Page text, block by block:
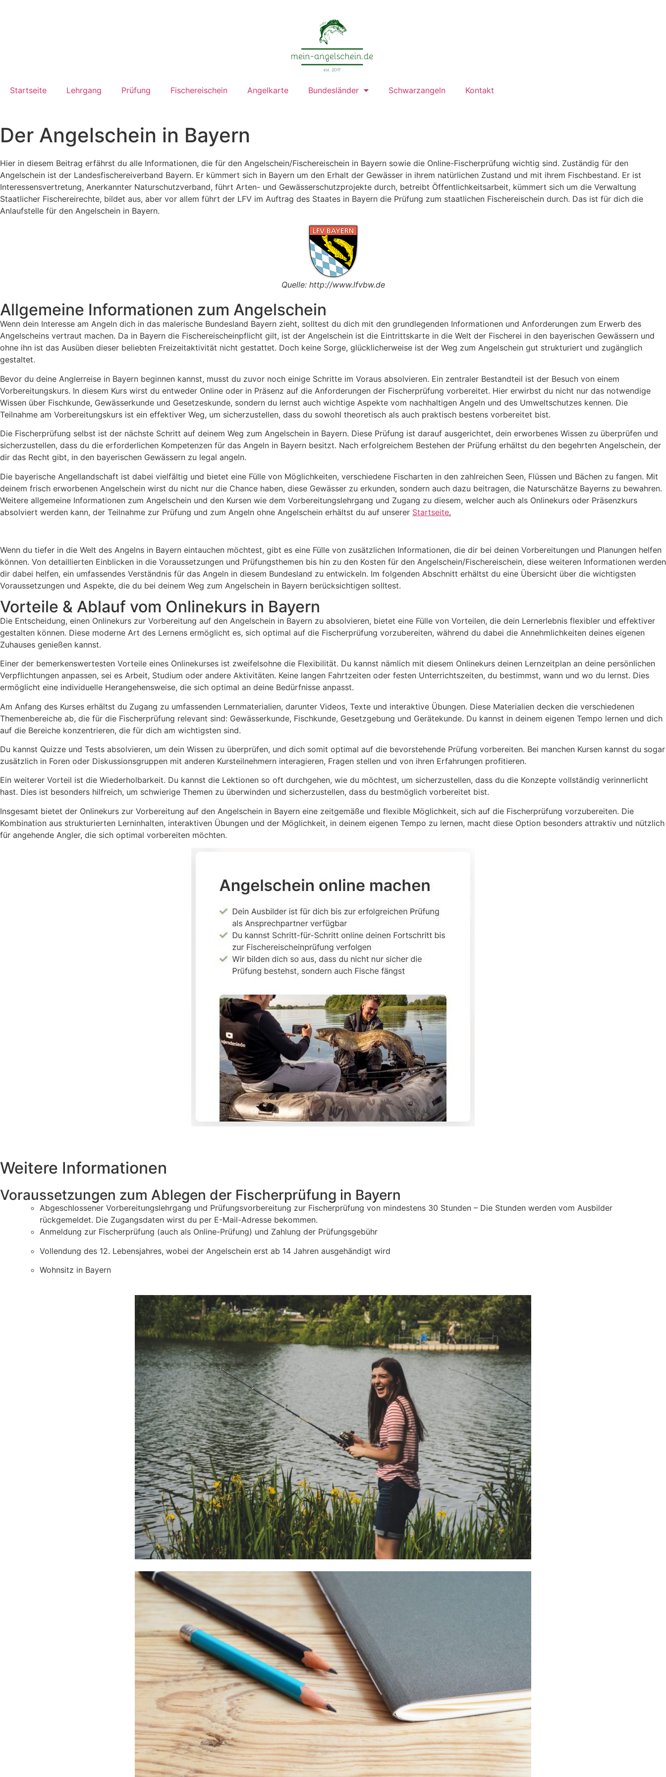
Startseite Lehrgang Prüfung Fischereischein Angelkarte Bundesländer Schwarzangeln Kontakt
Der Angelschein in Bayern
Hier in diesem Beitrag erfährst du alle Informationen, die für den Angelschein/Fischereischein in Bayern sowie die Online-Fischerprüfung wichtig sind. Zuständig für den
Angelschein ist der Landesfischereiverband Bayern. Er kümmert sich in Bayern um den Erhalt der Gewässer in ihrem natürlichen Zustand und mit ihrem Fischbestand. Er ist
Interessensvertretung, Anerkannter Naturschutzverband, führt Arten- und Gewässerschutzprojekte durch, betreibt Öffentlichkeitsarbeit, kümmert sich um die Verwaltung
Staatlicher Fischereirechte, bildet aus, aber vor allem führt der LFV im Auftrag des Staates in Bayern die Prüfung zum staatlichen Fischereischein durch. Das ist für dich die
Anlaufstelle für den Angelschein in Bayern.
Quelle: http://www.lfvbw.de
Allgemeine Informationen zum Angelschein
Wenn dein Interesse am Angeln dich in das malerische Bundesland Bayern zieht, solltest du dich mit den grundlegenden Informationen und Anforderungen zum Erwerb des
Angelscheins vertraut machen. Da in Bayern die Fischereischeinpflicht gilt, ist der Angelschein ist die Eintrittskarte in die Welt der Fischerei in den bayerischen Gewässern und
ohne ihn ist das Ausüben dieser beliebten Freizeitaktivität nicht gestattet. Doch keine Sorge, glücklicherweise ist der Weg zum Angelschein gut strukturiert und zugänglich
gestaltet.
Bevor du deine Anglerreise in Bayern beginnen kannst, musst du zuvor noch einige Schritte im Voraus absolvieren. Ein zentraler Bestandteil ist der Besuch von einem
Vorbereitungskurs. In diesem Kurs wirst du entweder Online oder in Präsenz auf die Anforderungen der Fischerprüfung vorbereitet. Hier erwirbst du nicht nur das notwendige
Wissen über Fischkunde, Gewässerkunde und Gesetzeskunde, sondern du lernst auch wichtige Aspekte vom nachhaltigen Angeln und des Umweltschutzes kennen. Die
Teilnahme am Vorbereitungskurs ist ein effektiver Weg, um sicherzustellen, dass du sowohl theoretisch als auch praktisch bestens vorbereitet bist.
Die Fischerprüfung selbst ist der nächste Schritt auf deinem Weg zum Angelschein in Bayern. Diese Prüfung ist darauf ausgerichtet, dein erworbenes Wissen zu überprüfen und
sicherzustellen, dass du die erforderlichen Kompetenzen für das Angeln in Bayern besitzt. Nach erfolgreichem Bestehen der Prüfung erhältst du den begehrten Angelschein, der
dir das Recht gibt, in den bayerischen Gewässern zu legal angeln.
Die bayerische Angellandschaft ist dabei vielfältig und bietet eine Fülle von Möglichkeiten, verschiedene Fischarten in den zahlreichen Seen, Flüssen und Bächen zu fangen. Mit
deinem frisch erworbenen Angelschein wirst du nicht nur die Chance haben, diese Gewässer zu erkunden, sondern auch dazu beitragen, die Naturschätze Bayerns zu bewahren.
Weitere allgemeine Informationen zum Angelschein und den Kursen wie dem Vorbereitungslehrgang und Zugang zu diesem, welcher auch als Onlinekurs oder Präsenzkurs
absolviert werden kann, der Teilnahme zur Prüfung und zum Angeln ohne Angelschein erhältst du auf unserer Startseite.
Wenn du tiefer in die Welt des Angelns in Bayern eintauchen möchtest, gibt es eine Fülle von zusätzlichen Informationen, die dir bei deinen Vorbereitungen und Planungen helfen
können. Von detaillierten Einblicken in die Voraussetzungen und Prüfungsthemen bis hin zu den Kosten für den Angelschein/Fischereischein, diese weiteren Informationen werden
dir dabei helfen, ein umfassendes Verständnis für das Angeln in diesem Bundesland zu entwickeln. Im folgenden Abschnitt erhältst du eine Übersicht über die wichtigsten
Voraussetzungen und Aspekte, die du bei deinem Weg zum Angelschein in Bayern berücksichtigen solltest.
Vorteile & Ablauf vom Onlinekurs in Bayern
Die Entscheidung, einen Onlinekurs zur Vorbereitung auf den Angelschein in Bayern zu absolvieren, bietet eine Fülle von Vorteilen, die dein Lernerlebnis flexibler und effektiver
gestalten können. Diese moderne Art des Lernens ermöglicht es, sich optimal auf die Fischerprüfung vorzubereiten, während du dabei die Annehmlichkeiten deines eigenen
Zuhauses genießen kannst.
Einer der bemerkenswertesten Vorteile eines Onlinekurses ist zweifelsohne die Flexibilität. Du kannst nämlich mit diesem Onlinekurs deinen Lernzeitplan an deine persönlichen
Verpflichtungen anpassen, sei es Arbeit, Studium oder andere Aktivitäten. Keine langen Fahrtzeiten oder festen Unterrichtszeiten, du bestimmst, wann und wo du lernst. Dies
ermöglicht eine individuelle Herangehensweise, die sich optimal an deine Bedürfnisse anpasst.
Am Anfang des Kurses erhältst du Zugang zu umfassenden Lernmaterialien, darunter Videos, Texte und interaktive Übungen. Diese Materialien decken die verschiedenen
Themenbereiche ab, die für die Fischerprüfung relevant sind: Gewässerkunde, Fischkunde, Gesetzgebung und Gerätekunde. Du kannst in deinem eigenen Tempo lernen und dich
auf die Bereiche konzentrieren, die für dich am wichtigsten sind.
Du kannst Quizze und Tests absolvieren, um dein Wissen zu überprüfen, und dich somit optimal auf die bevorstehende Prüfung vorbereiten. Bei manchen Kursen kannst du sogar
zusätzlich in Foren oder Diskussionsgruppen mit anderen Kursteilnehmern interagieren, Fragen stellen und von ihren Erfahrungen profitieren.
Ein weiterer Vorteil ist die Wiederholbarkeit. Du kannst die Lektionen so oft durchgehen, wie du möchtest, um sicherzustellen, dass du die Konzepte vollständig verinnerlicht
hast. Dies ist besonders hilfreich, um schwierige Themen zu überwinden und sicherzustellen, dass du bestmöglich vorbereitet bist.
Insgesamt bietet der Onlinekurs zur Vorbereitung auf den Angelschein in Bayern eine zeitgemäße und flexible Möglichkeit, sich auf die Fischerprüfung vorzubereiten. Die
Kombination aus strukturierten Lerninhalten, interaktiven Übungen und der Möglichkeit, in deinem eigenen Tempo zu lernen, macht diese Option besonders attraktiv und nützlich
für angehende Angler, die sich optimal vorbereiten möchten.
Weitere Informationen
Voraussetzungen zum Ablegen der Fischerprüfung in Bayern
Abgeschlossener Vorbereitungslehrgang und Prüfungsvorbereitung zur Fischerprüfung von mindestens 30 Stunden – Die Stunden werden vom Ausbilder
rückgemeldet. Die Zugangsdaten wirst du per E-Mail-Adresse bekommen.
Anmeldung zur Fischerprüfung (auch als Online-Prüfung) und Zahlung der Prüfungsgebühr
Vollendung des 12. Lebensjahres, wobei der Angelschein erst ab 14 Jahren ausgehändigt wird
Wohnsitz in Bayern